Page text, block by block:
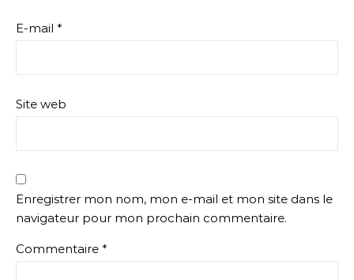
E-mail *
Site web
Enregistrer mon nom, mon e-mail et mon site dans le
navigateur pour mon prochain commentaire.
Commentaire *